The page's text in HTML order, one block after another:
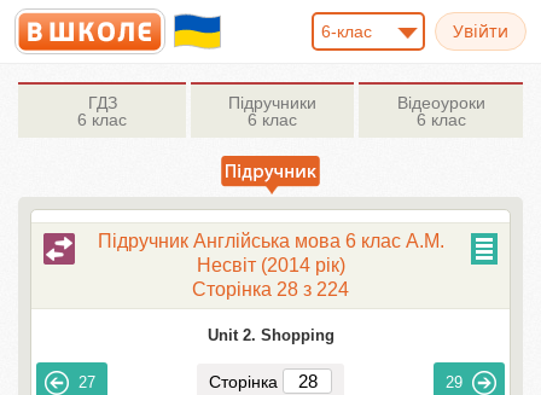
6-клас
ГДЗ
6 клас
Підручники
6 клас
Відеоуроки
6 клас
Підручник Англійська мова 6 клас А.М.
Несвіт (2014 рік)
Сторінка 28 з 224
Unit 2. Shopping
27 Сторінка 29